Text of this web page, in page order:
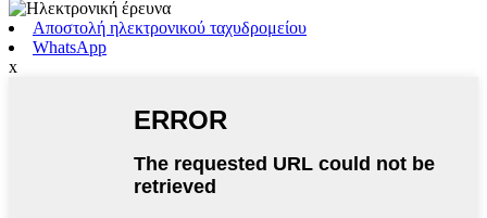
Αποστολή ηλεκτρονικού ταχυδρομείου
WhatsApp
x